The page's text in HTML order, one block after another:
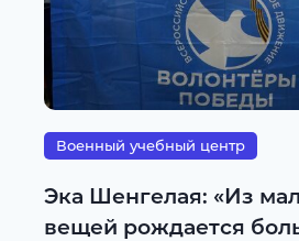
Военный учебный центр
Эка Шенгелая: «Из
вещей рождается